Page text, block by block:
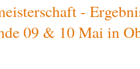
-
09 & 10 Mai in